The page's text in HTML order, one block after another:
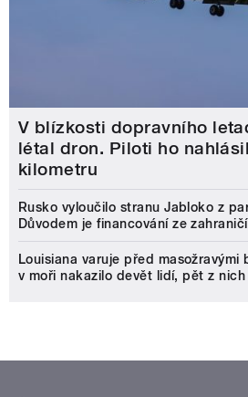
V blízkosti dopravního
létal dron. Piloti ho
kilometru
Rusko vyloučilo stranu Jabloko z
Důvodem je financování ze zahraničí
Louisiana varuje před masožravými
v moři nakazilo devět lidí, pět z nich